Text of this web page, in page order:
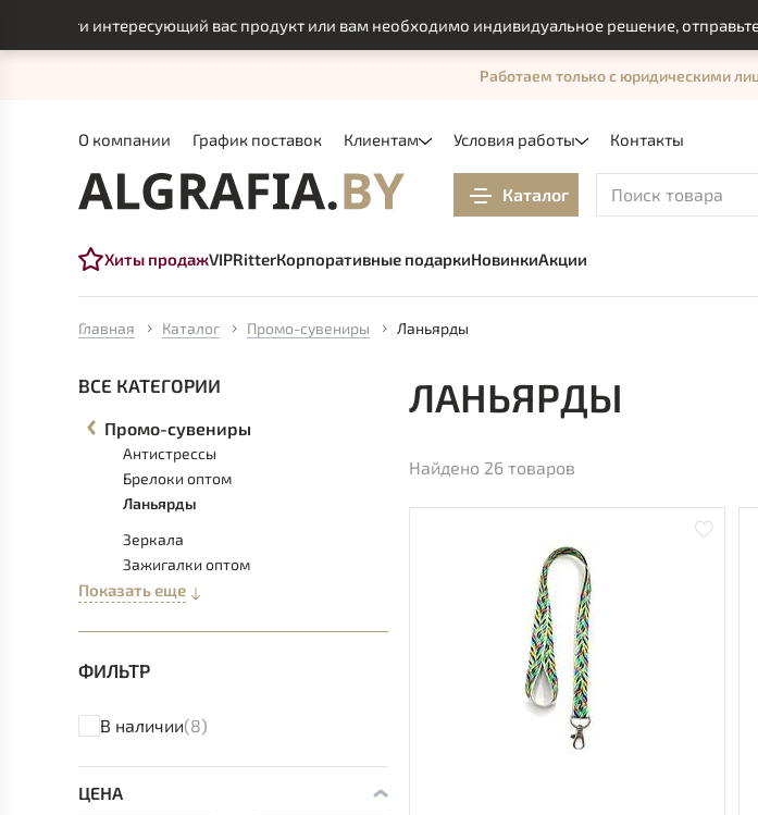
интересующий вас продукт или вам необходимо индивидуальное решение, отправьте,
О компании График поставок Клиентам Условия работы Контакты
Работаем только с юридическими
Каталог
Хиты продажVIPRitterКорпоративные подаркиНовинкиАкции
Главная Каталог Промо-сувениры Ланьярды
ВСЕ КАТЕГОРИИ
Промо-сувениры
Антистрессы
Брелоки оптом
Ланьярды
Зеркала
Зажигалки оптом
Показать еще
ФИЛЬТР
В наличии(8)
ЦЕНА
ЛАНЬЯРДЫ
Найдено 26 товаров